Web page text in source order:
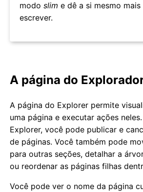
modo slim e dê a si mesmo
escrever.
A página do
A página do Explorer permite
uma página e executar ações
Explorer, você pode publicar e
de páginas. Você também pode
para outras seções, detalhar a
ou reordenar as páginas filhas
Você pode ver o nome da página